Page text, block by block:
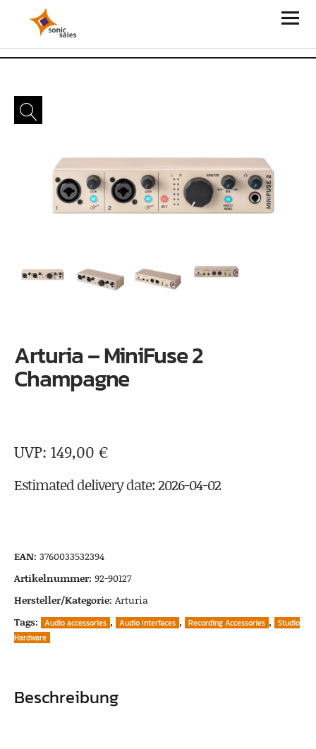
Sonic Sales
Arturia – MiniFuse 2
Champagne
149,00 €
Estimated delivery date: 2026-04-02
EAN: 3760033532394
Artikelnummer: 92-90127
Hersteller/Kategorie: Arturia
Tags:
Audio accessories , Audio Interfaces , Recording Accessories ,
Studio
Hardware
Beschreibung